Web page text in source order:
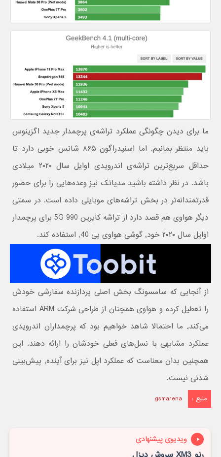
ما برای دیدن چگونگی عملکرد تراشه‌ی پرچمدار جدید اگزینوس
باید منتظر بمانیم٬ اما اسنپدراگون ۸۶۵ شانس خوبی دارد تا
حداقل سریع‌ترین تراشه‌ی اندرویدی اوایل سال ۲۰۲۰ میلادی
باشد. در نظر داشته باشید مدیاتک نیز وعده‌هایی را برای حضور
قدرتمندانه‌تر در بخش تراشه‌های موبایلی داده است. در سمتی
دیگر هواوی هم قصد دارد از تراشه کایرین 990 5G برای پرچمدار
اوایل سال ۲۰۲۰ خود٬ گوشی هواوی پی ٬40 استفاده کند.
از آنجایی که سامسونگ بخش اصلی پردازنده سفارشی خودش
را تعطیل کرده و هواوی همچنان از طراحی شرکت ARM استفاده
می‌کند٬ ما احتمالا شاهد خواهیم بود که پرچمداران اندرویدی
عملکرد مشابهی با نسل‌های فعلی خودشان را ارائه دهند. این
همچنین بدان معناست که عملکرد اپل نیز برای‌ آینده٬ پیش‌بینی
شدنی نیست.
منبع : gsmarena
ویدیوی پیشنهادی